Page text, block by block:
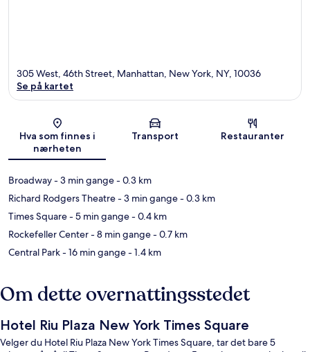
Kart
305 West, 46th Street, Manhattan, New York, NY, 10036
Se på kartet
Hva som finnes i
nærheten
Transport Restauranter
Broadway- 3 min gange- 0.3 km
Richard Rodgers Theatre- 3 min gange- 0.3 km
Times Square- 5 min gange- 0.4 km
Rockefeller Center- 8 min gange- 0.7 km
Central Park- 16 min gange- 1.4 km
Om dette overnattingsstedet
Hotel Riu Plaza New York Times Square
Velger du Hotel Riu Plaza New York Times Square, tar det bare 5